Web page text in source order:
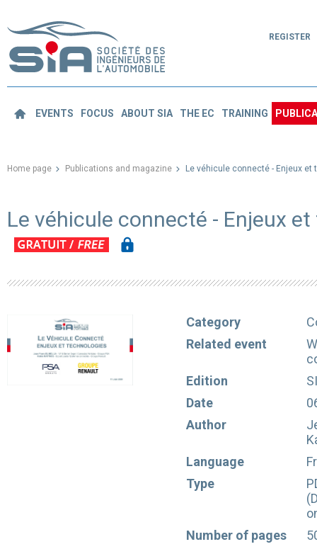
REGISTER
EVENTS FOCUS ABOUT SIA THE EC TRAINING
Home page Publications and magazine Le véhicule connecté - Enjeux et
Le véhicule connecté - Enjeux
Category
Related event
Edition
Date
Author
Language
Type
Number of pages